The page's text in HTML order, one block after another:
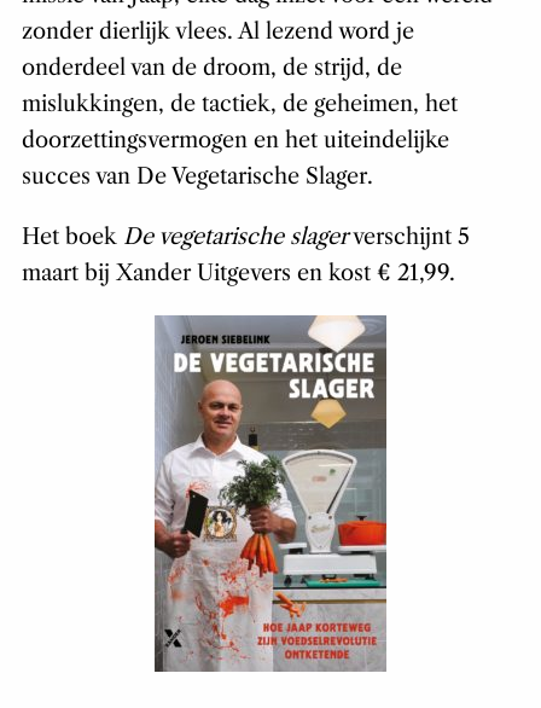
zonder dierlijk vlees. Al lezend word je
onderdeel van de droom, de strijd, de
mislukkingen, de tactiek, de geheimen, het
doorzettingsvermogen en het uiteindelijke
succes van De Vegetarische Slager.
Het boek De vegetarische slagerverschijnt 5
maart bij Xander Uitgevers en kost € 21,99.